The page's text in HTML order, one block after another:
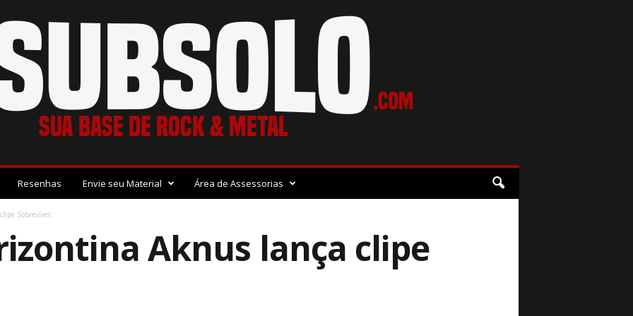
Resenhas Envie seu Material Área de Assessorias
Sobreviver.
Aknus lança clipe